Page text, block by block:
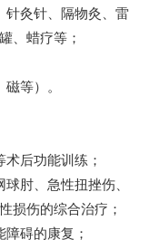
针灸针、隔物灸、雷
、蜡疗等；
等）。
后功能训练；
肘、急性扭挫伤、
损伤的综合治疗；
碍的康复；